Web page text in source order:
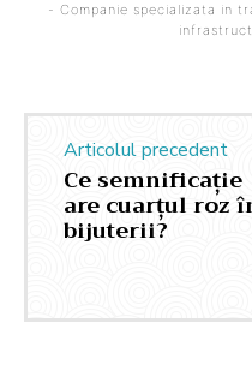
- Companie specializata in
Articolul precedent
Ce semnificație
are cuarțul roz
bijuterii?